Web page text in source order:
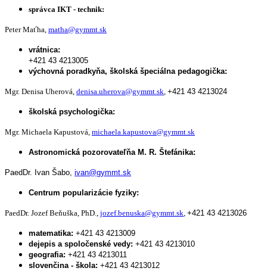
správca IKT - technik:
Peter Maťha, matha@gymmt.sk
vrátnica:
+421 43 4213005
výchovná poradkyňa, školská špeciálna pedagogička:
Mgr. Denisa Uherová, denisa.uherova@gymmt.sk, +421 43 4213024
školská psychologička:
Mgr. Michaela Kapustová, michaela.kapustova@gymmt.sk
Astronomická pozorovateľňa M. R. Štefánika:
PaedDr. Ivan Šabo, ivan@gymmt.sk
Centrum popularizácie fyziky:
PaedDr. Jozef Beňuška, PhD., jozef.benuska@gymmt.sk, +421 43 4213026
matematika: +421 43 4213009
dejepis a spoločenské vedy: +421 43 4213010
geografia: +421 43 4213011
slovenčina - škola: +421 43 4213012